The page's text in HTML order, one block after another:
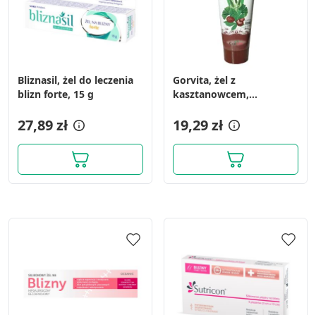
Bliznasil, żel do leczenia
blizn forte, 15 g
27,89 zł
Gorvita, żel z
kasztanowcem,
lancetowatą, 200 ml
19,29 zł